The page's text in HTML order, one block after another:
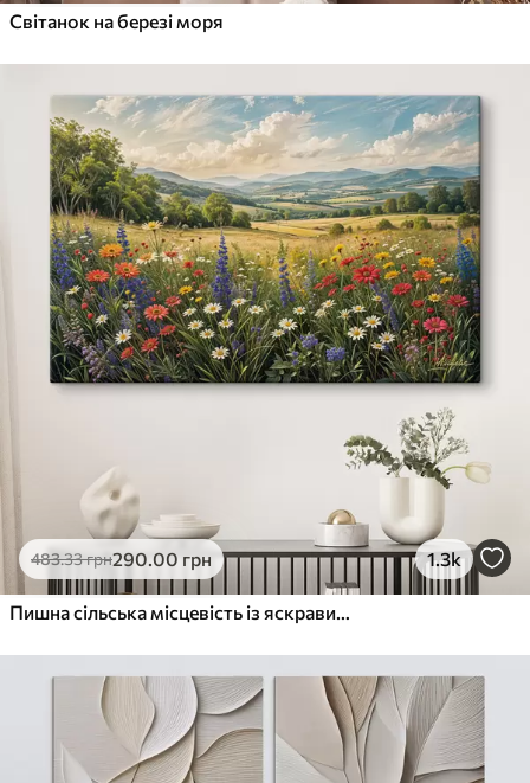
Світанок на березі моря
483.33грн290.00 грн 1.3k
Пишна сільська місцевість із яскравим лугом диких квітів, наповненим різнокольоровими квітами під хмарним небом